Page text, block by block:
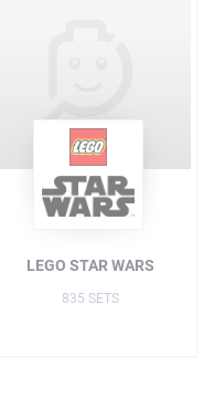
LEGO STAR WARS
835 SETS